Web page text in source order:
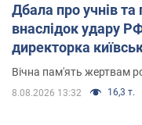
Дбала про учнів та
внаслідок удару
директорка
Вічна пам'ять жертвам
8.08.2026 13:32 16,3 т.